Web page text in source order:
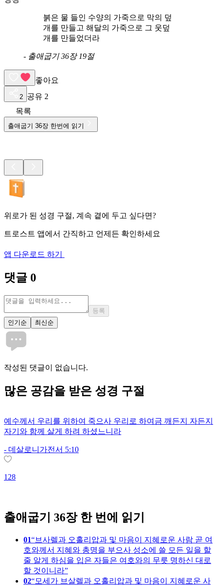
붉은 물 들인 수양의 가죽으로 막의 덮
개를 만들고 해달의 가죽으로 그 웃덮
개를 만들었더라
- 출애굽기 36장 19절
좋아요
2 공유 2
목록
출애굽기 36장 한번에 읽기
위로가 된 성경 구절, 계속 곁에 두고 싶다면?
트로스트 앱에서 간직하고 언제든 확인하세요
앱 다운로드 하기
댓글 0
등록
인기순
최신순
작성된 댓글이 없습니다.
많은 공감을 받은 성경 구절
예수께서 우리를 위하여 죽으사 우리로 하여금 깨든지 자든지
자기와 함께 살게 하려 하셨느니라
- 데살로니가전서 5:10
128
출애굽기 36장 한 번에 읽기
01
브사렐과 오홀리압과 및 마음이 지혜로운 사람 곧 여
호와께서 지혜와 총명을 부으사 성소에 쓸 모든 일을 할
줄 알게 하심을 입은 자들은 여호와의 무릇 명하신 대로
할 것이니라
02 모세가 브살렐과 오홀리압과 및 마음이 지혜로운 사